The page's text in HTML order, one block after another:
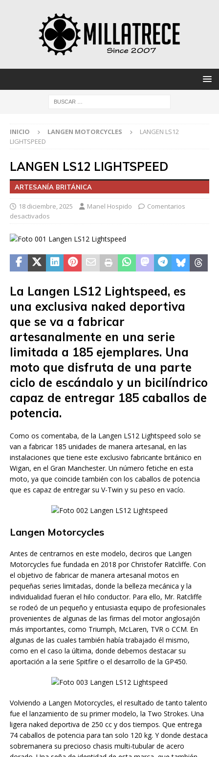
INICIO LANGEN MOTORCYCLES
LANGEN LS12
LIGHTSPEED
LANGEN LS12 LIGHTSPEED
ARTESANÍA BRITÁNICA
18 diciembre, 2025 Manel Hospido
Comentarios
desactivados
La Langen LS12 Lightspeed, es
una exclusiva naked deportiva
que se va a fabricar
artesanalmente en una serie
limitada a 185 ejemplares. Una
moto que disfruta de una parte
ciclo de escándalo y un bicilíndrico
capaz de entregar 185 caballos de
potencia.
Como os comentaba, de la Langen LS12 Lightspeed solo se
van a fabricar 185 unidades de manera artesanal, en las
instalaciones que tiene este exclusivo fabricante británico en
Wigan, en el Gran Manchester. Un número fetiche en esta
moto, ya que coincide también con los caballos de potencia
que es capaz de entregar su V-Twin y su peso en vacío.
Langen Motorcycles
Antes de centrarnos en este modelo, deciros que Langen
Motorcycles fue fundada en 2018 por Christofer Ratcliffe. Con
el objetivo de fabricar de manera artesanal motos en
pequeñas series limitadas, donde la belleza mecánica y la
individualidad fueran el hilo conductor. Para ello, Mr. Ratcliffe
se rodeó de un pequeño y entusiasta equipo de profesionales
provenientes de algunas de las firmas del motor anglosajón
más importantes, como Triumph, McLaren, TVR o CCM. En
algunas de las cuales también había trabajado él mismo,
como en el caso la última, donde debemos destacar su
aportación a la serie Spitfire o el desarrollo de la GP450.
Volviendo a Langen Motorcycles, el resultado de tanto talento
fue el lanzamiento de su primer modelo, la Two Strokes. Una
ligera naked deportiva de 250 cc y dos tiempos. Que entrega
74 caballos de potencia para tan solo 120 kg. Y donde destaca
sobremanera su precioso chasis multi-tubular de acero